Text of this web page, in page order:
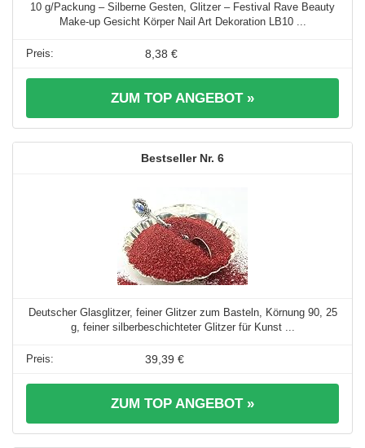
10 g/Packung – Silberne Gesten, Glitzer – Festival Rave Beauty
Make-up Gesicht Körper Nail Art Dekoration LB10 ...
8,38 €
ZUM TOP ANGEBOT »
6
Deutscher Glasglitzer, feiner Glitzer zum Basteln, Körnung 90, 25
g, feiner silberbeschichteter Glitzer für Kunst ...
39,39 €
ZUM TOP ANGEBOT »